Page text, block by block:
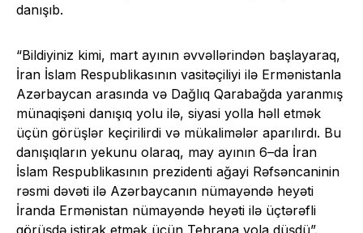
danışıb.
“Bildiyiniz kimi, mart ayının əvvəllərindən başlayaraq,
İran İslam Respublikasının vasitəçiliyi ilə Ermənistanla
Azərbaycan arasında və Dağlıq Qarabağda yaranmış
münaqişəni danışıq yolu ilə, siyasi yolla həll etmək
üçün görüşlər keçirilirdi və mükalimələr aparılırdı. Bu
danışıqların yekunu olaraq, may ayının 6–da İran
İslam Respublikasının prezidenti ağayi Rəfsəncaninin
rəsmi dəvəti ilə Azərbaycanın nümayəndə heyəti
İranda Ermənistan nümayəndə heyəti ilə üçtərəfli